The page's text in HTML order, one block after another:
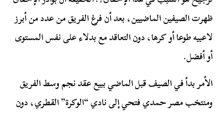
ظهرت الصيفين الماضيين، بعد أن فرغ الفريق من عدد من أبرز
لاعبيه طوعا أو كرها، دون التعاقد مع بدلاء على نفس المستوى
أو أفضل.
الأمر بدأ في الصيف قبل الماضي ببيع عقد نجم وسط الفريق
ومنتخب مصر حمدي فتحي إلى نادي “الوكرة” القطري، دون